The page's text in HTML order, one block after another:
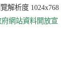
解析度 1024x768
府網站資料開放宣